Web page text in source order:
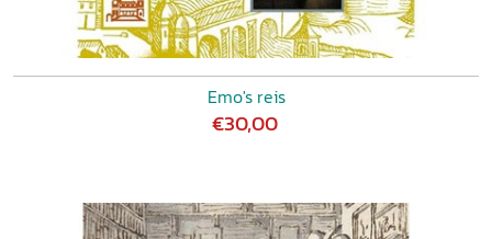
Emo's reis
€30,00